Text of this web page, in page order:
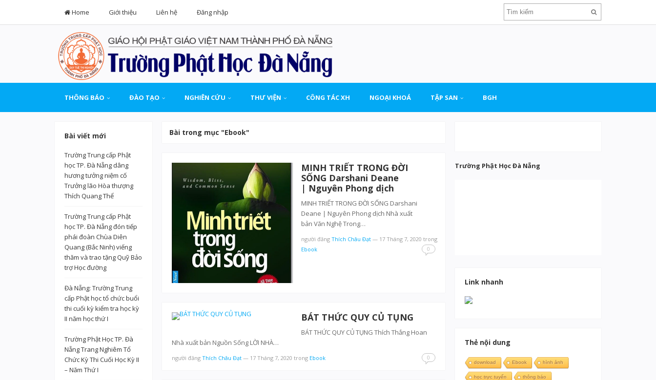
Home Giới thiệu Liên hệ Đăng nhập
THÔNG BÁO ĐÀO TẠO NGHIÊN CỨU THƯ VIỆN CÔNG TÁC XH NGOẠI KHOÁ TẬP SAN BGH
Bài trong mục "Ebook"
MINH TRIẾT TRONG ĐỜI
SỐNG Darshani Deane
| Nguyên Phong dịch
MINH TRIẾT TRONG ĐỜI SỐNG Darshani
Deane | Nguyên Phong dịch Nhà xuất
bản Văn Nghệ Trong…
người đăng Thích Châu Đạt — 17 Tháng 7, 2020 trong
Ebook
0
BÁT THỨC QUY CỦ TỤNG
BÁT THỨC QUY CỦ TỤNG Thích Thắng Hoan
Nhà xuất bản Nguồn Sống LỜI NHÀ…
người đăng Thích Châu Đạt — 17 Tháng 7, 2020 trong Ebook 0
Bài viết mới
Trường Trung cấp Phật
học TP. Đà Nẵng dâng
hương tưởng niệm cố
Trưởng lão Hòa thượng
Thích Quang Thể
Trường Trung cấp Phật
học TP. Đà Nẵng đón tiếp
phái đoàn Chùa Diên
Quang (Bắc Ninh) viếng
thăm và trao tặng Quỹ Bảo
trợ Học đường
Đà Nẵng: Trường Trung
cấp Phật học tổ chức buổi
thi cuối kỳ kiểm tra học kỳ
II năm học thứ I
Trường Phật Học TP. Đà
Nẵng Trang Nghiêm Tổ
Chức Kỳ Thi Cuối Học Kỳ II
– Năm Thứ I
Trường Phật Học Đà Nẵng
Link nhanh
Thẻ nội dung
download Ebook hình ảnh
học trực tuyến thông báo